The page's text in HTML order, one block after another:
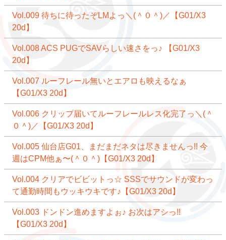
Vol.009 待ちに待ったぞLMよっ＼(＾０＾)／【G01/X3
20d】
Vol.008 ACS PUGでSAVらしい速さをっ♪ 【G01/X3
20d】
Vol.007 ルーフレール無いとエアロも映えるなぁ
【G01/X3 20d】
Vol.006 クリップ届いてルーフレールレス化完了っ＼(＾
０＾)／【G01/X3 20d】
Vol.005 仙台店G01、まだまだネタは尽きませんっ!! 今
週はCPM他ぁ〜(＾０＾)【G01/X3 20d】
Vol.004 クリアでビビットっ☆ SSSでサウンドが変わっ
て通勤時間もウッキウキです♪【G01/X3 20d】
Vol.003 ドンドン進めますよぉ♪ お次はアシっ!!
【G01/X3 20d】